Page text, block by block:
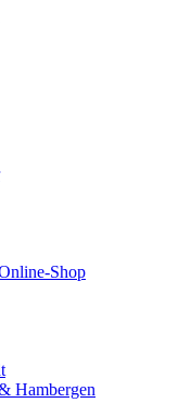
Shop
Hambergen